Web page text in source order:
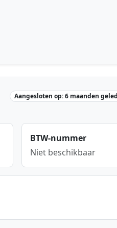
Aangesloten op: 6 maanden
BTW-nummer
Niet beschikbaar